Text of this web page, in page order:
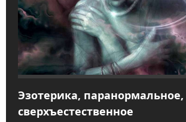
Эзотерика, паранормальное,
сверхъестественное